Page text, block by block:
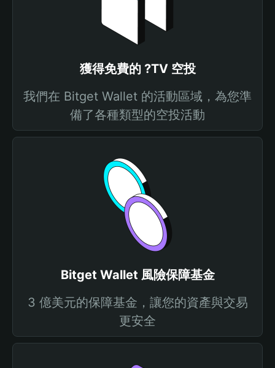
獲得免費的 ?TV 空投
我們在 Bitget Wallet 的活動區域，為您準
備了各種類型的空投活動
Bitget Wallet 風險保障基金
3 億美元的保障基金，讓您的資產與交易
更安全